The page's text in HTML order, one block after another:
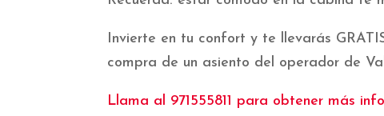
Invierte en tu confort y te llevarás
compra de un asiento del operador de
Llama al 971555811 para obtener más